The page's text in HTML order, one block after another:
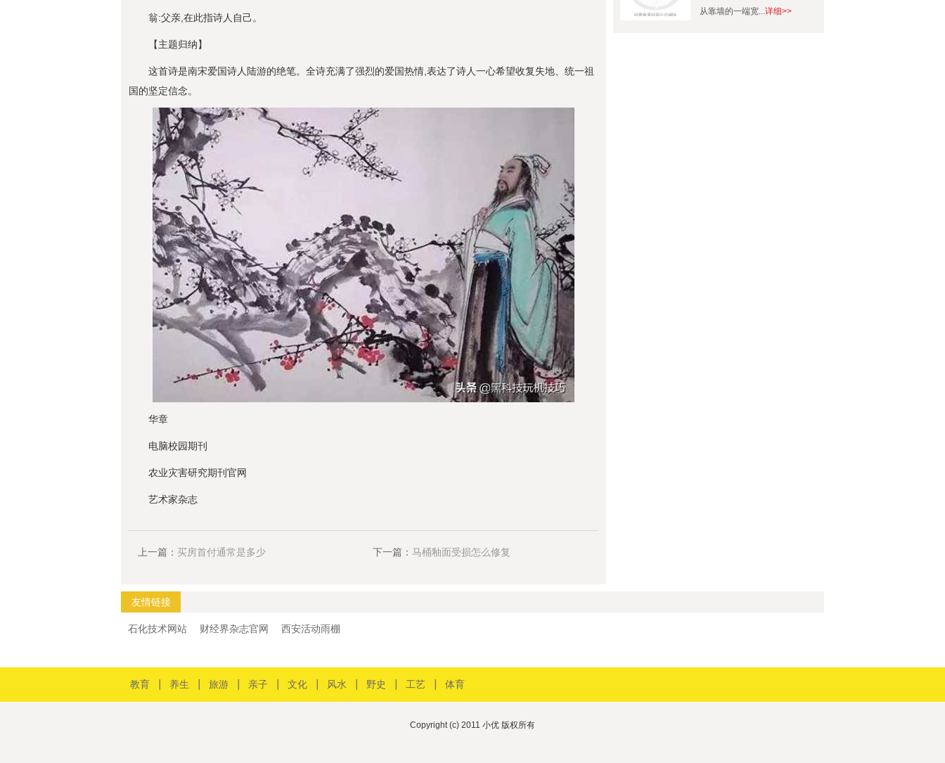
翁:父亲,在此指诗人自己。
【主题归纳】
这首诗是南宋爱国诗人陆游的绝笔。全诗充满了强烈的爱国热情,表达了诗人一心希望收复失地、统一祖
国的坚定信念。
华章
电脑校园期刊
农业灾害研究期刊官网
艺术家杂志
上一篇： 买房首付通常是多少 下一篇： 马桶釉面受损怎么修复
从靠墙的一端宽...详细>>
友情链接
石化技术网站 财经界杂志官网 西安活动雨棚
教育 养生 旅游 亲子 文化 风水 野史 工艺 体育
Copyright (c) 2011 小优 版权所有